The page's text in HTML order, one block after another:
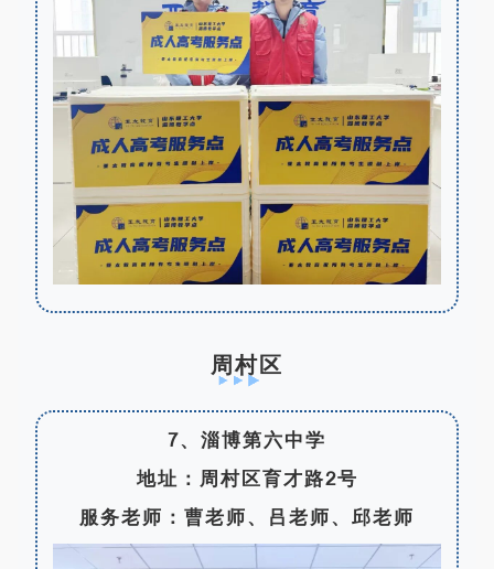
周村区
7、淄博第六中学
地址：周村区育才路2号
服务老师：曹老师、吕老师、邱老师